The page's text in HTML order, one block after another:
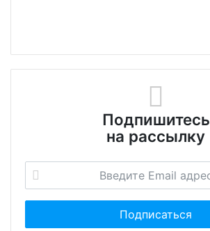
Подпишитесь
на рассылку